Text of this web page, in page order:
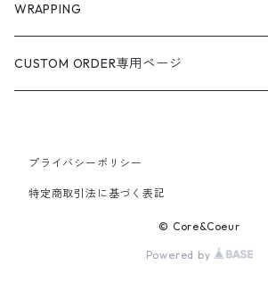
WRAPPING
CUSTOM ORDER専用ページ
プライバシーポリシー
特定商取引法に基づく表記
© Core&Coeur
Powered by